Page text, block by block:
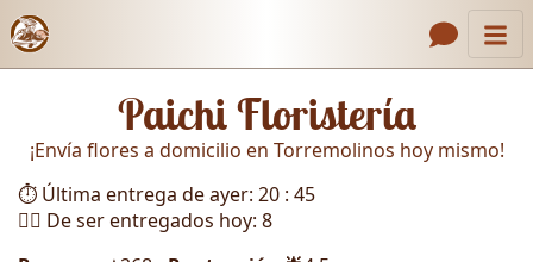
Enlaces de encabezado
Contacto
Galería
Paichi Floristería
¡Envía flores a domicilio en Torremolinos hoy mismo!
⏱️ Última entrega de ayer: 20 : 45
🏃‍♂️ De ser entregados hoy: 8